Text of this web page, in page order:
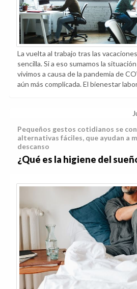
La vuelta al trabajo tras las
sencilla. Si a eso sumamos la
vivimos a causa de la pandemia de
aún más complicada. El bienestar
Pequeños gestos cotidianos se
alternativas fáciles, que ayudan a
descanso
¿Qué es la higiene del